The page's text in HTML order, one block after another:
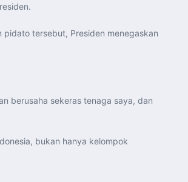
pidato tersebut, Presiden menegaskan
berusaha sekeras tenaga saya, dan
bukan hanya kelompok